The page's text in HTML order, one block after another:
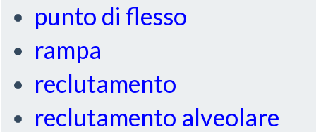
punto di flesso
rampa
reclutamento
reclutamento alveolare